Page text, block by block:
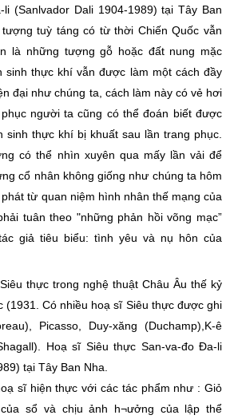
(Sanlvador Dali 1904-1989) tại Tây Ban
tuỳ táng có từ thời Chiến Quốc vẫn
là những tượng gỗ hoặc đất nung mặc
sinh thực khí vẫn được làm một cách đầy
đại như chúng ta, cách làm này có vẻ hơi
người ta cũng có thể đoán biết được
sinh thực khí bị khuất sau lần trang phục.
có thể nhìn xuyên qua mấy lần vải để
cổ nhân không giống như chúng ta hôm
từ quan niệm hình nhân thế mạng của
tuân theo "những phản hồi võng mạc”
giả tiêu biểu: tình yêu và nụ hôn của
thực trong nghệ thuật Châu Âu thế kỷ
(1931. Có nhiều hoạ sĩ Siêu thực được ghi
Picasso, Duy-xăng (Duchamp),K-ê
Hoạ sĩ Siêu thực San-va-đo Đa-li
tại Tây Ban Nha.
sĩ hiện thực với các tác phẩm như : Giỏ
sổ và chịu ảnh h¬ưởng của lập thể